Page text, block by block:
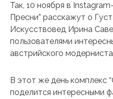
Так, 10 ноября в
Пресни” расскажут о
Искусствовед Ирина
пользователями
австрийского
В этот же день комплекс
поделится интересными